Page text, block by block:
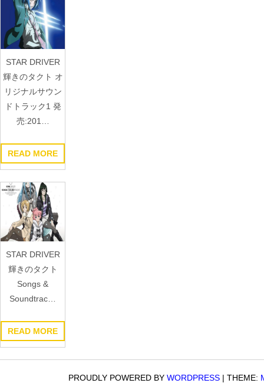
STAR DRIVER
輝きのタクト オ
リジナルサウン
ドトラック1 発
売:201…
READ MORE
STAR DRIVER
輝きのタクト
Songs &
Soundtrac…
READ MORE
PROUDLY POWERED BY WORDPRESS | THEME: